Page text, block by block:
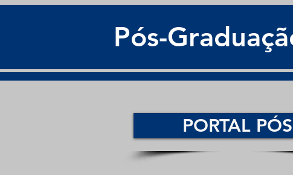
Pós-
PORTAL PÓS